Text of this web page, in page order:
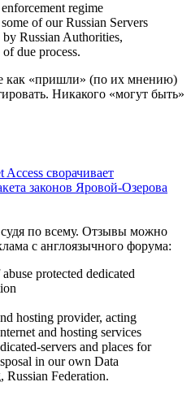
regime
of our Russian Servers
Russian Authorities,
due process.
как «пришли» (по их мнению)
Никакого «могут быть»
сворачивает
законов Яровой-Озерова
по всему. Отзывы можно
с англоязычного форума:
protected dedicated
hosting provider, acting
and hosting services
servers and places for
in our own Data
Russian Federation.